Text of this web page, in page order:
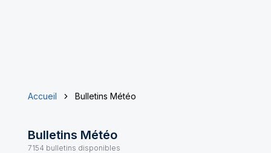
Accueil Bulletins Météo
Bulletins Météo
7154 bulletins disponibles